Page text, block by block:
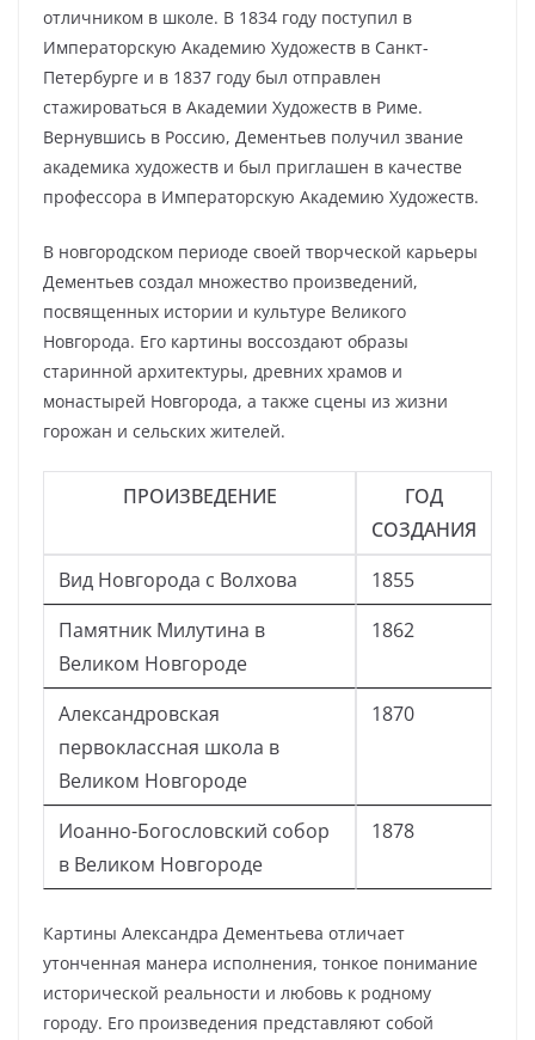
отличником в школе. В 1834 году поступил в
Императорскую Академию Художеств в Санкт-
Петербурге и в 1837 году был отправлен
стажироваться в Академии Художеств в Риме.
Вернувшись в Россию, Дементьев получил звание
академика художеств и был приглашен в качестве
профессора в Императорскую Академию Художеств.
В новгородском периоде своей творческой карьеры
Дементьев создал множество произведений,
посвященных истории и культуре Великого
Новгорода. Его картины воссоздают образы
старинной архитектуры, древних храмов и
монастырей Новгорода, а также сцены из жизни
горожан и сельских жителей.
ПРОИЗВЕДЕНИЕ
ГОД
СОЗДАНИЯ
Вид Новгорода с Волхова
1855
Памятник Милутина в
Великом Новгороде
1862
Александровская
первоклассная школа в
Великом Новгороде
1870
Иоанно-Богословский собор
в Великом Новгороде
1878
Картины Александра Дементьева отличает
утонченная манера исполнения, тонкое понимание
исторической реальности и любовь к родному
городу. Его произведения представляют собой